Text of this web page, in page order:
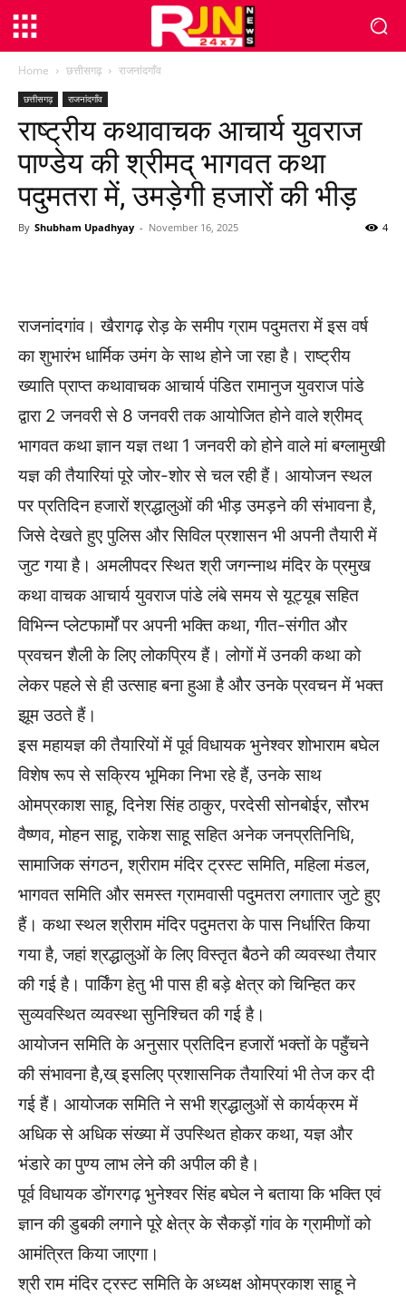
Home छत्तीसगढ़ राजनांदगाँव
छत्तीसगढ़ राजनांदगाँव
राष्ट्रीय कथावाचक आचार्य युवराज
पाण्डेय की श्रीमद् भागवत कथा
पदुमतरा में, उमड़ेगी हजारों की भीड़
By Shubham Upadhyay - November 16, 2025 4
राजनांदगांव। खैरागढ़ रोड़ के समीप ग्राम पदुमतरा में इस वर्ष
का शुभारंभ धार्मिक उमंग के साथ होने जा रहा है। राष्ट्रीय
ख्याति प्राप्त कथावाचक आचार्य पंडित रामानुज युवराज पांडे
द्वारा 2 जनवरी से 8 जनवरी तक आयोजित होने वाले श्रीमद्
भागवत कथा ज्ञान यज्ञ तथा 1 जनवरी को होने वाले मां बग्लामुखी
यज्ञ की तैयारियां पूरे जोर-शोर से चल रही हैं। आयोजन स्थल
पर प्रतिदिन हजारों श्रद्धालुओं की भीड़ उमड़ने की संभावना है,
जिसे देखते हुए पुलिस और सिविल प्रशासन भी अपनी तैयारी में
जुट गया है। अमलीपदर स्थित श्री जगन्नाथ मंदिर के प्रमुख
कथा वाचक आचार्य युवराज पांडे लंबे समय से यूट्यूब सहित
विभिन्न प्लेटफार्मों पर अपनी भक्ति कथा, गीत-संगीत और
प्रवचन शैली के लिए लोकप्रिय हैं। लोगों में उनकी कथा को
लेकर पहले से ही उत्साह बना हुआ है और उनके प्रवचन में भक्त
झूम उठते हैं।
इस महायज्ञ की तैयारियों में पूर्व विधायक भुनेश्वर शोभाराम बघेल
विशेष रूप से सक्रिय भूमिका निभा रहे हैं, उनके साथ
ओमप्रकाश साहू, दिनेश सिंह ठाकुर, परदेसी सोनबोईर, सौरभ
वैष्णव, मोहन साहू, राकेश साहू सहित अनेक जनप्रतिनिधि,
सामाजिक संगठन, श्रीराम मंदिर ट्रस्ट समिति, महिला मंडल,
भागवत समिति और समस्त ग्रामवासी पदुमतरा लगातार जुटे हुए
हैं। कथा स्थल श्रीराम मंदिर पदुमतरा के पास निर्धारित किया
गया है, जहां श्रद्धालुओं के लिए विस्तृत बैठने की व्यवस्था तैयार
की गई है। पार्किंग हेतु भी पास ही बड़े क्षेत्र को चिन्हित कर
सुव्यवस्थित व्यवस्था सुनिश्चित की गई है।
आयोजन समिति के अनुसार प्रतिदिन हजारों भक्तों के पहुँचने
की संभावना है,ख् इसलिए प्रशासनिक तैयारियां भी तेज कर दी
गई हैं। आयोजक समिति ने सभी श्रद्धालुओं से कार्यक्रम में
अधिक से अधिक संख्या में उपस्थित होकर कथा, यज्ञ और
भंडारे का पुण्य लाभ लेने की अपील की है।
पूर्व विधायक डोंगरगढ़ भुनेश्वर सिंह बघेल ने बताया कि भक्ति एवं
ज्ञान की डुबकी लगाने पूरे क्षेत्र के सैकड़ों गांव के ग्रामीणों को
आमंत्रित किया जाएगा।
श्री राम मंदिर ट्रस्ट समिति के अध्यक्ष ओमप्रकाश साहू ने